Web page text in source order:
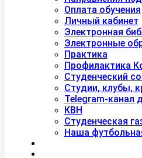
Оплата обучения
Личный кабинет
Электронная
Электронные
Практика
Профилактика
Студенческий
Студии, клубы,
Telegram-канал
КВН
Студенческая
Наша